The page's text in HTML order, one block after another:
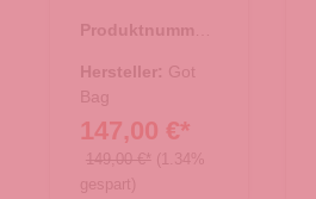
Produktnummer:
Hersteller: Got
Bag
147,00 €*
149,00 €* (1.34%
gespart)